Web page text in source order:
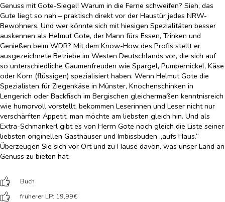
Genuss mit Gote-Siegel! Warum in die Ferne schweifen? Sieh, das
Gute liegt so nah – praktisch direkt vor der Haustür jedes NRW-
Bewohners. Und wer könnte sich mit hiesigen Spezialitäten besser
auskennen als Helmut Gote, der Mann fürs Essen, Trinken und
Genießen beim WDR? Mit dem Know-How des Profis stellt er
ausgezeichnete Betriebe im Westen Deutschlands vor, die sich auf
so unterschiedliche Gaumenfreuden wie Spargel, Pumpernickel, Käse
oder Korn (flüssigen) spezialisiert haben. Wenn Helmut Gote die
Spezialisten für Ziegenkäse in Münster, Knochenschinken in
Lengerich oder Backfisch im Bergischen gleichermaßen kenntnisreich
wie humorvoll vorstellt, bekommen Leserinnen und Leser nicht nur
verschärften Appetit, man möchte am liebsten gleich hin. Und als
Extra-Schmankerl gibt es von Herrn Gote noch gleich die Liste seiner
liebsten originellen Gasthäuser und Imbissbuden „aufs Haus.“
Überzeugen Sie sich vor Ort und zu Hause davon, was unser Land an
Genuss zu bieten hat.
Buch
früherer LP: 19,99€